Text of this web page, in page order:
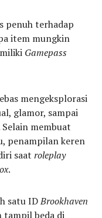
penuh terhadap
item mungkin
Gamepass
mengeksplorasi
glamor, sampai
membuat
penampilan keren
saatroleplay
.
satu IDBrookhaven
tampil beda di